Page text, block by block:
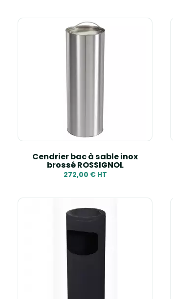
Cendrier bac à sable inox
brossé ROSSIGNOL
272,00 € HT